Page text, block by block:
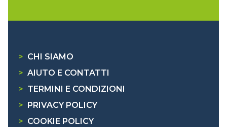
> CHI SIAMO
> AIUTO E CONTATTI
> TERMINI E CONDIZIONI
>
PRIVACY POLICY
> COOKIE POLICY